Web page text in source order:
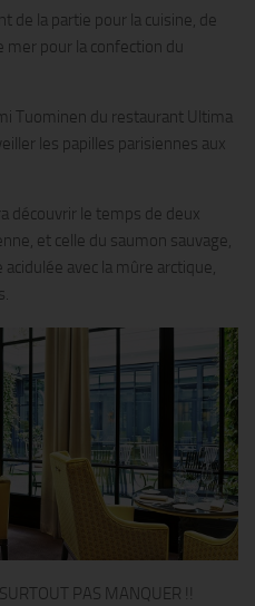
de la partie pour la cuisine, de
mer pour la confection du
Tuominen du restaurant Ultima
les papilles parisiennes aux
découvrir le temps de deux
et celle du saumon sauvage,
avec la mûre arctique,
PAS MANQUER !!